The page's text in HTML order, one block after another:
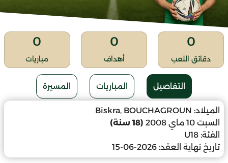
0
دقائق اللعب
0
أهداف
0
مباريات
التفاصيل المباريات المسيرة
الميلاد: Biskra, BOUCHAGROUN
السبت 10 ماي 2008
(18 سنة)
الفئة: U18
تاريخ نهاية العقد: 2026-06-15